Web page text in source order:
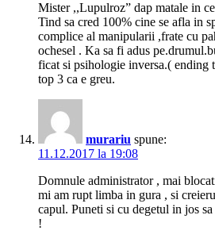
Mister ,,Lupulroz” dap matale in
Tind sa cred 100% cine se afla in
complice al manipularii ,frate cu
ochesel . Ka sa fi adus
ficat si psihologie inversa.( ending
top 3 ca e greu.
murariu spune:
11.12.2017 la 19:08
Domnule administrator , mai
mi am rupt limba in gura , si
capul. Puneti si cu degetul in jos
!